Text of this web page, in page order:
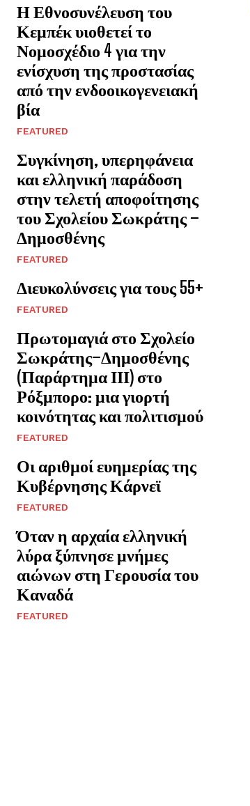
Η Εθνοσυνέλευση του
Κεμπέκ υιοθετεί το
Νομοσχέδιο 4 για την
ενίσχυση της προστασίας
από την ενδοοικογενειακή
βία
FEATURED
Συγκίνηση, υπερηφάνεια
και ελληνική παράδοση
στην τελετή αποφοίτησης
του Σχολείου Σωκράτης –
Δημοσθένης
FEATURED
Διευκολύνσεις για τους 55+
FEATURED
Πρωτομαγιά στο Σχολείο
Σωκράτης–Δημοσθένης
(Παράρτημα ΙΙΙ) στο
Ρόξμπορο: μια γιορτή
κοινότητας και πολιτισμού
FEATURED
Οι αριθμοί ευημερίας της
Κυβέρνησης Κάρνεϊ
FEATURED
Όταν η αρχαία ελληνική
λύρα ξύπνησε μνήμες
αιώνων στη Γερουσία του
Καναδά
FEATURED